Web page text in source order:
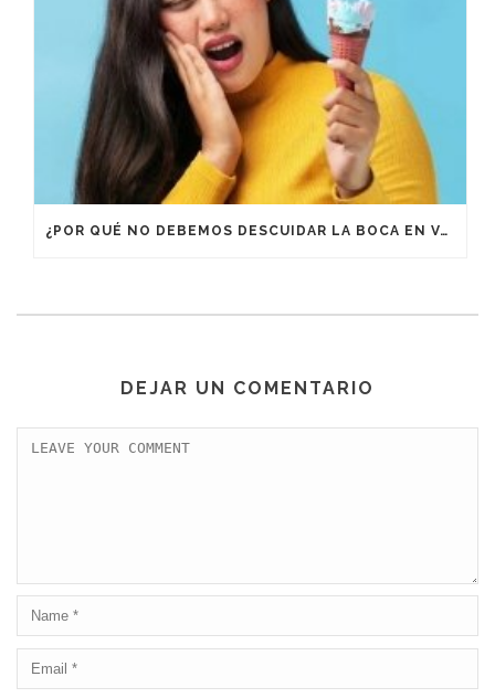
¿POR QUÉ NO DEBEMOS DESCUIDAR LA BOCA EN VACACIONES?
DEJAR UN COMENTARIO